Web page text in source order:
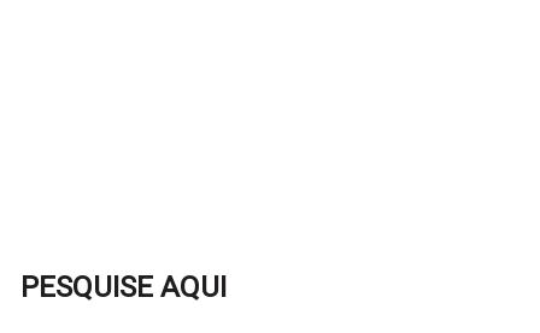
PESQUISE AQUI